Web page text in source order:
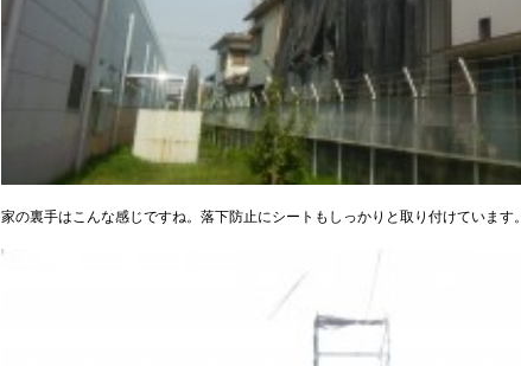
家の裏手はこんな感じですね。落下防止にシートもしっかりと取り付けています。